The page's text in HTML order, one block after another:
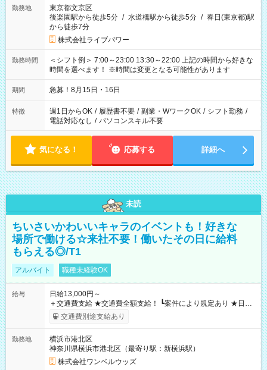
勤務地
東京都文京区
後楽園駅から徒歩5分 / 水道橋駅から徒歩5分 / 春日(東京都)駅
から徒歩7分
株式会社ライブパワー
勤務時間
＜シフト例＞ 7:00～23:00 13:30～22:00 上記の時間から好きな
時間を選べます！ ※時間は変更となる可能性があります
期間 急募！8月15日・16日
特徴 週1日からOK / 履歴書不要 / 副業・WワークOK / シフト勤務 /
電話対応なし / パソコンスキル不要
気になる！ 応募する 詳細へ
未読
ちいさいかわいいキャラのイベントも！好きな
場所で働ける☆来社不要！働いたその日に給料
もらえる◎/T1
アルバイト 職種未経験OK
給与
日給13,000円～
＋交通費支給 ★交通費全額支給！ ┗案件により規定あり ★日払
いOK！（規定あり） ┗働いたその日に現金GET♪ お仕事後はコ
ンビニATMから 日払い分を引き落とせます！ 【試用期間】試
交通費別途支給あり
勤務地
横浜市港北区
神奈川県横浜市港北区（最寄り駅：新横浜駅）
株式会社ワンベルウッズ